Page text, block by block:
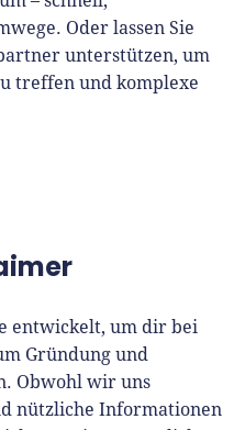
Oder lassen Sie
unterstützen, um
treffen und komplexe
entwickelt, um dir bei
Gründung und
Obwohl wir uns
nützliche Informationen